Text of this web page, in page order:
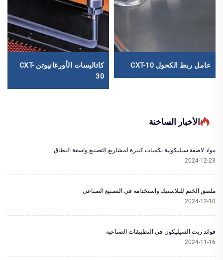
عامل ربط الكحول CXT-10
كاتاليسات الأورغانيوتن CXT-
30
الأخبار الساخنة
مواد لاصقة سيليكونية بكميات كبيرة لمشاريع التصنيع واسعة النطاق
2024-12-23
ملصق الختم للبلاستيك واستخدامه في التصنيع الصناعي
2024-12-10
فوائد زيت السيليكون في التطبيقات الصناعية
2024-11-16